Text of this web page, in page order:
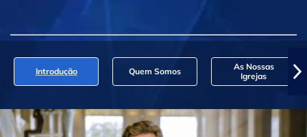
Introdução Quem Somos
As Nossas
Igrejas